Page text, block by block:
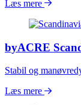
Læs mere
byACRE
Stabil og
Læs mere